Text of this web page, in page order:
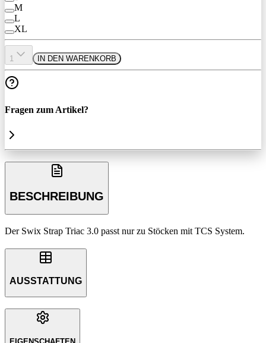
M
L
XL
1 IN DEN WARENKORB
Fragen zum Artikel?
BESCHREIBUNG
Der Swix Strap Triac 3.0 passt nur zu Stöcken mit TCS System.
AUSSTATTUNG